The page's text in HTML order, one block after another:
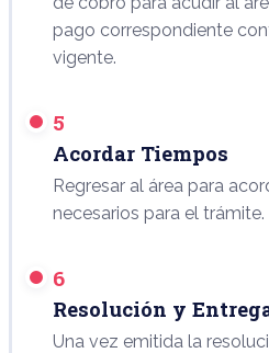
pago correspondiente
vigente.
5
Acordar Tiempos
Regresar al área para
necesarios para el trámite.
6
Resolución y
Una vez emitida la